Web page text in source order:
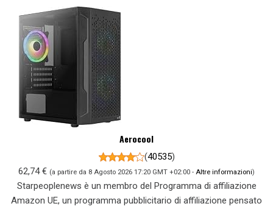
Aerocool
(40535)
62,74 € (a partire da 8 Agosto 2026 17:20 GMT +02:00 - Altre informazioni)
Starpeoplenews è un membro del Programma di affiliazione
Amazon UE, un programma pubblicitario di affiliazione pensato